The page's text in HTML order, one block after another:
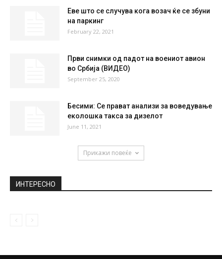
Еве што се случува кога возач ќе се збуни
на паркинг
February 22, 2021
Први снимки од падот на воениот авион
во Србија (ВИДЕО)
September 25, 2020
Бесими: Се прават анализи за воведување
еколошка такса за дизелот
June 11, 2021
Прикажи повеќе
ИНТЕРЕСНО